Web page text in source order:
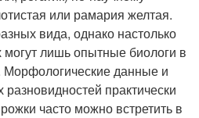
или рамария желтая.
вида, однако настолько
могут лишь опытные биологи в
данные и
разновидностей практически
часто можно встретить в